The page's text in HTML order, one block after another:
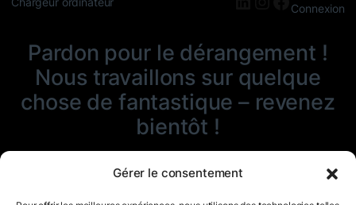
Gérer le consentement
Connexion
Pardon pour le dérangement !
Nous travaillons sur quelque
chose de fantastique – revenez
bientôt !